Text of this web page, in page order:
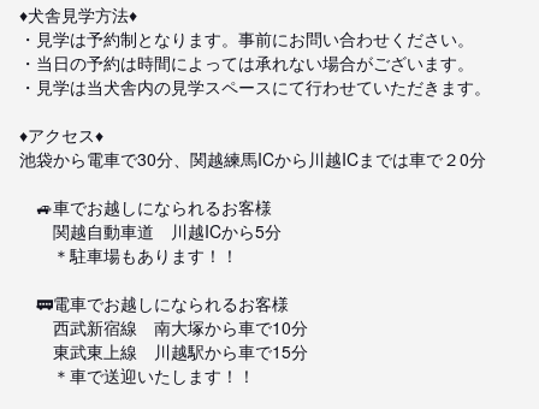
♦️犬舎見学方法♦️
・見学は予約制となります。事前にお問い合わせください。
・当日の予約は時間によっては承れない場合がございます。
・見学は当犬舎内の見学スペースにて行わせていただきます。
♦️アクセス♦️
池袋から電車で30分、関越練馬ICから川越ICまでは車で２0分
🚙車でお越しになられるお客様
関越自動車道　川越ICから5分
＊駐車場もあります！！
🚃電車でお越しになられるお客様
西武新宿線　南大塚から車で10分
東武東上線　川越駅から車で15分
＊車で送迎いたします！！